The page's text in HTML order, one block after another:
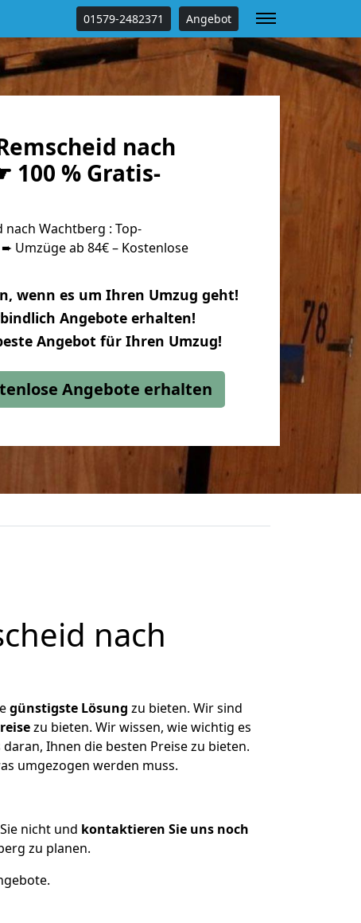
01579-2482371 Angebot
nach
100 % Gratis-
nach Wachtberg : Top-
Umzüge ab 84€ – Kostenlose
wenn es um Ihren Umzug geht!
Angebote erhalten!
Angebot für Ihren Umzug!
Angebote erhalten
nach
günstigste Lösung zu bieten. Wir sind
zu bieten. Wir wissen, wie wichtig es
Ihnen die besten Preise zu bieten.
umgezogen werden muss.
nicht und kontaktieren Sie uns noch
zu planen.